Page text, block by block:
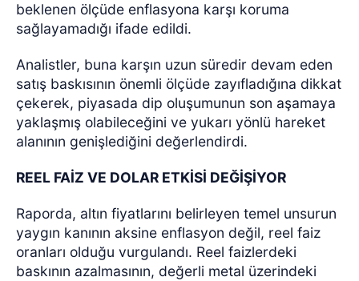
beklenen ölçüde enflasyona karşı koruma
sağlayamadığı ifade edildi.
Analistler, buna karşın uzun süredir devam eden
satış baskısının önemli ölçüde zayıfladığına dikkat
çekerek, piyasada dip oluşumunun son aşamaya
yaklaşmış olabileceğini ve yukarı yönlü hareket
alanının genişlediğini değerlendirdi.
REEL FAİZ VE DOLAR ETKİSİ DEĞİŞİYOR
Raporda, altın fiyatlarını belirleyen temel unsurun
yaygın kanının aksine enflasyon değil, reel faiz
oranları olduğu vurgulandı. Reel faizlerdeki
baskının azalmasının, değerli metal üzerindeki